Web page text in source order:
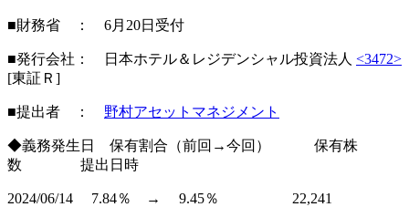
■財務省 ： 6月20日受付
■発行会社： 日本ホテル＆レジデンシャル投資法人 <3472>
[東証Ｒ]
■提出者 ： 野村アセットマネジメント
◆義務発生日 保有割合（前回→今回） 保有株
数 提出日時
2024/06/14 7.84％ → 9.45％ 22,241